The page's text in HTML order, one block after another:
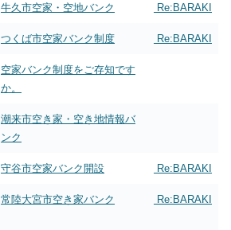
牛久市空家・空地バンク Re:BARAKI
つくば市空家バンク制度 Re:BARAKI
空家バンク制度をご存知です
か。
潮来市空き家・空き地情報バ
ンク
守谷市空家バンク開設 Re:BARAKI
常陸大宮市空き家バンク Re:BARAKI